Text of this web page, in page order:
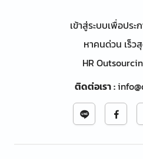
เข้าสู่ระบบเพื่อปร
หาคนด่วน เร็ว
HR
ติดต่อเรา: